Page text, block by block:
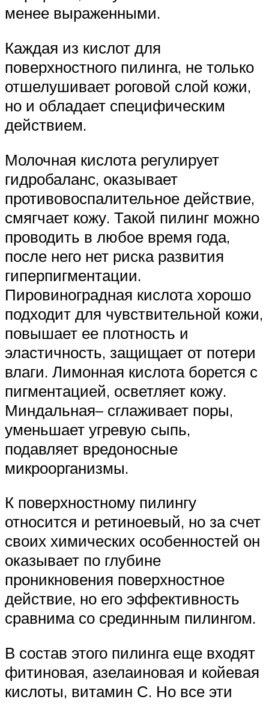
менее выраженными.
Каждая из кислот для
поверхностного пилинга, не только
отшелушивает роговой слой кожи,
но и обладает специфическим
действием.
Молочная кислота регулирует
гидробаланс, оказывает
противовоспалительное действие,
смягчает кожу. Такой пилинг можно
проводить в любое время года,
после него нет риска развития
гиперпигментации.
Пировиноградная кислота хорошо
подходит для чувствительной кожи,
повышает ее плотность и
эластичность, защищает от потери
влаги. Лимонная кислота борется с
пигментацией, осветляет кожу.
Миндальная– сглаживает поры,
уменьшает угревую сыпь,
подавляет вредоносные
микроорганизмы.
К поверхностному пилингу
относится и ретиноевый, но за счет
своих химических особенностей он
оказывает по глубине
проникновения поверхностное
действие, но его эффективность
сравнима со срединным пилингом.
В состав этого пилинга еще входят
фитиновая, азелаиновая и койевая
кислоты, витамин С. Но все эти